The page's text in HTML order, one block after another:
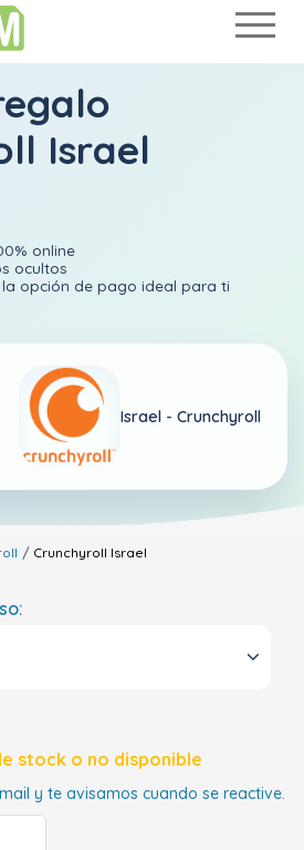
Israel
online
ocultos
opción de pago ideal para ti
Israel - Crunchyroll
Crunchyroll Israel
stock o no disponible
y te avisamos cuando se reactive.